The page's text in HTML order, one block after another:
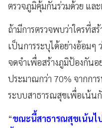
ตรวจภูมิคุ้มกันร่วมด้วย แล
ถ้ามีการตรวจพบว่าใครที่ส
เป็นการระบุได้อย่างอ้อมๆ
จดจำเพื่อสร้างภูมิป้องกันอ
ประมาณกว่า 70% จากกา
ระบบสาธารณสุขเพื่อเน้น
“ขณะนี้สาธารณสุขเน้นไ